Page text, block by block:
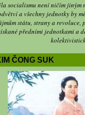
socialismu není ničím jiným
a všechny jednotky by
státu, strany a revoluce,
předními jednotkami a
ČONG SUK